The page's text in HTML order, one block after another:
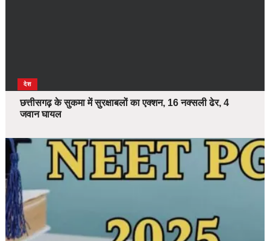
देश
छत्तीसगढ़ के सुकमा में सुरक्षाबलों का एक्शन, 16 नक्सली ढेर, 4
जवान घायल